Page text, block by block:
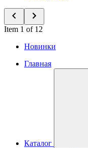
Item 1 of 12
Новинки
Главная
Каталог